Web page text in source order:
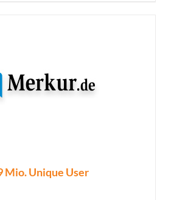
Mio. Unique User